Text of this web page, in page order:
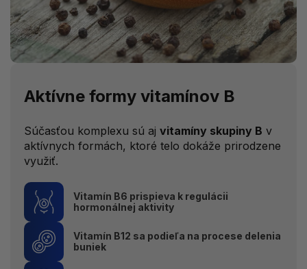
Aktívne formy vitamínov B
Súčasťou komplexu sú aj vitamíny skupiny B v
aktívnych formách, ktoré telo dokáže prirodzene
využiť.
Vitamín B6 prispieva k regulácii
hormonálnej aktivity
Vitamín B12 sa podieľa na procese delenia
buniek